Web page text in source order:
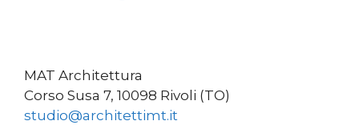
MAT Architettura
Corso Susa 7, 10098 Rivoli (TO)
studio@architettimt.it